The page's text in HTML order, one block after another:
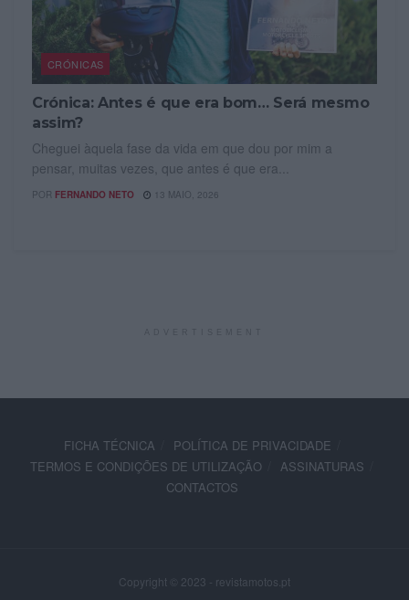
CRÓNICAS
Crónica: Antes é que era bom… Será mesmo
assim?
Cheguei àquela fase da vida em que dou por mim a
pensar, muitas vezes, que antes é que era...
POR FERNANDO NETO 13 MAIO, 2026
FICHA TÉCNICA
POLÍTICA DE PRIVACIDADE
TERMOS E CONDIÇÕES DE UTILIZAÇÃO
ASSINATURAS
CONTACTOS
Copyright © 2023 - revistamotos.pt